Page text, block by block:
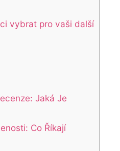
vybrat pro vaši další
Jaká Je
Co Říkají